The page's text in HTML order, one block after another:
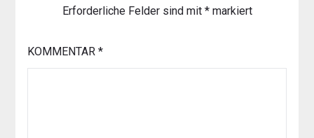
Erforderliche Felder sind mit *markiert
KOMMENTAR *